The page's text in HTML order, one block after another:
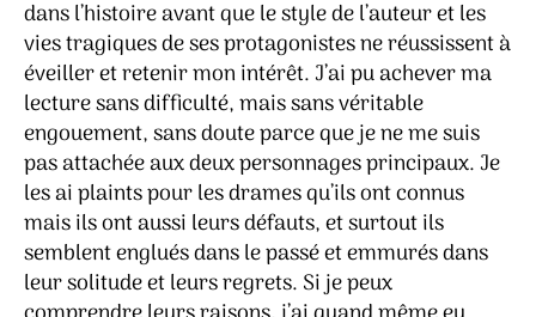
dans l’histoire avant que le style de l’auteur et les
vies tragiques de ses protagonistes ne réussissent à
éveiller et retenir mon intérêt. J’ai pu achever ma
lecture sans difficulté, mais sans véritable
engouement, sans doute parce que je ne me suis
pas attachée aux deux personnages principaux. Je
les ai plaints pour les drames qu’ils ont connus
mais ils ont aussi leurs défauts, et surtout ils
semblent englués dans le passé et emmurés dans
leur solitude et leurs regrets. Si je peux